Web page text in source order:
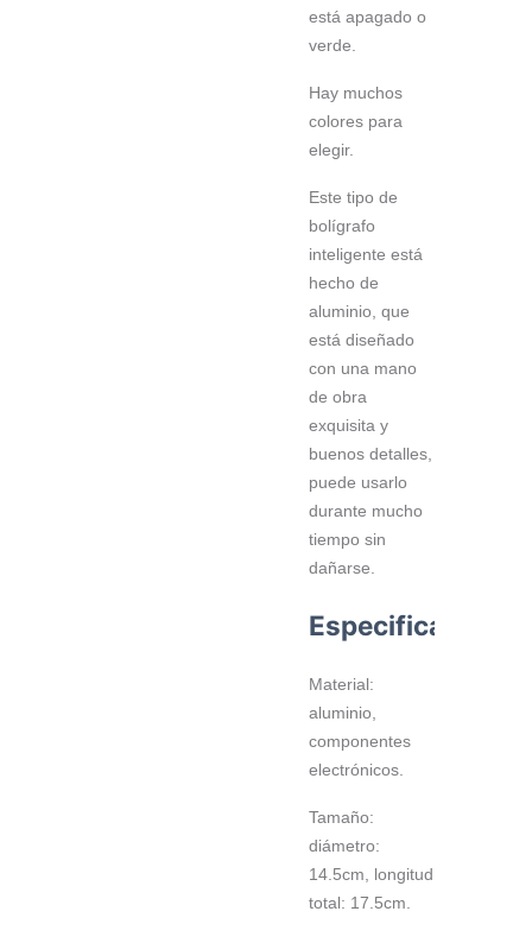
está apagado o
verde.
Hay muchos
colores para
elegir.
Este tipo de
bolígrafo
inteligente está
hecho de
aluminio, que
está diseñado
con una mano
de obra
exquisita y
buenos detalles,
puede usarlo
durante mucho
tiempo sin
dañarse.
Especificaciones
Material:
aluminio,
componentes
electrónicos.
Tamaño:
diámetro:
14.5cm, longitud
total: 17.5cm.